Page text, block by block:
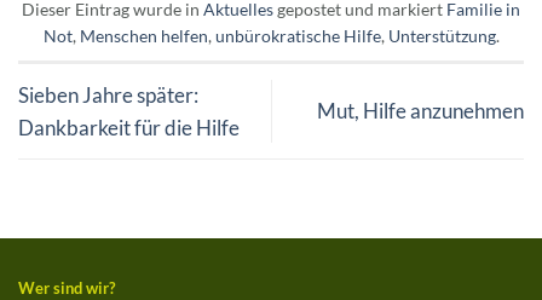
Dieser Eintrag wurde in Aktuellesgepostet und markiert Familie in
Not, Menschen helfen,unbürokratische Hilfe, Unterstützung.
Sieben Jahre später:
Dankbarkeit für die Hilfe
Mut, Hilfe anzunehmen
Wer sind wir?